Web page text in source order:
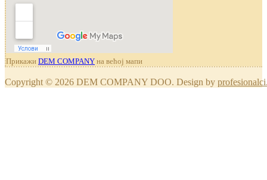
Прикажи DEM COMPANY на већој мапи
Copyright © 2026 DEM COMPANY DOO. Design by